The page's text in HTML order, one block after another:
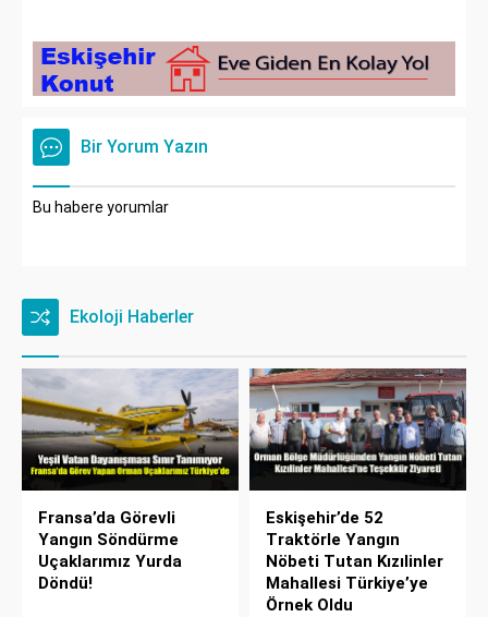
Bir Yorum Yazın
Bu habere yorumlar
Ekoloji Haberler
Fransa’da Görevli
Yangın Söndürme
Uçaklarımız Yurda
Döndü!
Eskişehir’de 52
Traktörle Yangın
Nöbeti Tutan Kızılinler
Mahallesi Türkiye’ye
Örnek Oldu